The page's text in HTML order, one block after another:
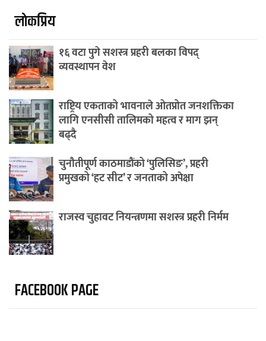
लाेकप्रिय
१६ वटा पुगे सशस्त्र प्रहरी बलका विपद्
व्यवस्थापन वेश
राष्ट्रिय एकताको भावनाले ओतप्रोत जनशक्तिका
लागि एनसीसी तालिमको महत्व र माग झन्
बढ्दै
चुनौतीपूर्ण काठमाडौंको ‘पुलिसिङ’, प्रहरी
प्रमुखको ‘हट सीट’ र जनताको अपेक्षा
राजस्व चुहावट नियन्त्रणमा सशस्त्र प्रहरी निर्मम
FACEBOOK PAGE